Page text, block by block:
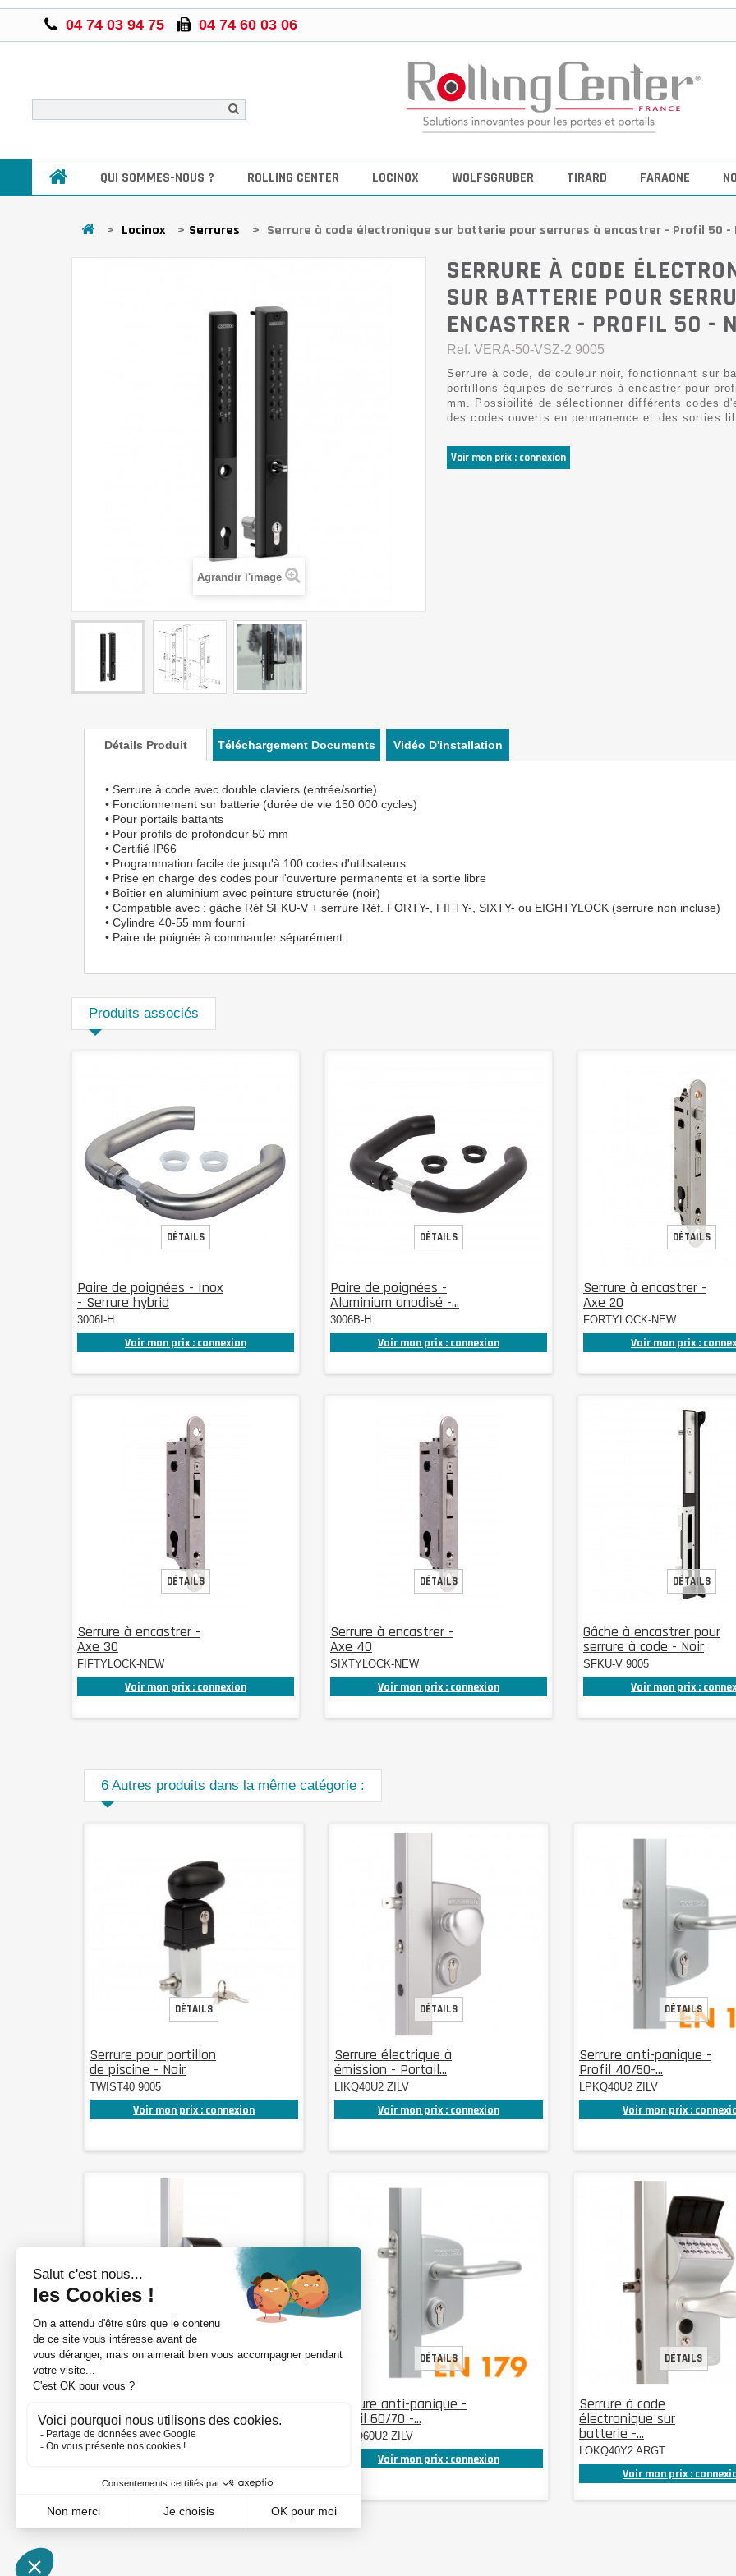
04 74 03 94 75 04 74 60 03 06
QUI SOMMES-NOUS ? ROLLING CENTER LOCINOX WOLFSGRUBER TIRARD FARAONE
> Locinox > Serrures > Serrure à code électronique sur batterie pour serrures à encastrer - Profil 50 -
Agrandir l'image
SERRURE À CODE
SUR BATTERIE POUR
ENCASTRER - PROFIL 50 -
Ref. VERA-50-VSZ-2 9005
Serrure à code, de couleur noir, fonctionnant sur
portillons équipés de serrures à encastrer pour
mm. Possibilité de sélectionner différents codes
des codes ouverts en permanence et des sorties
Voir mon prix : connexion
Détails Produit Téléchargement Documents Vidéo D'installation
• Serrure à code avec double claviers (entrée/sortie)
• Fonctionnement sur batterie (durée de vie 150 000 cycles)
• Pour portails battants
• Pour profils de profondeur 50 mm
• Certifié IP66
• Programmation facile de jusqu'à 100 codes d'utilisateurs
• Prise en charge des codes pour l'ouverture permanente et la sortie libre
• Boîtier en aluminium avec peinture structurée (noir)
• Compatible avec : gâche Réf SFKU-V + serrure Réf. FORTY-, FIFTY-, SIXTY- ou EIGHTYLOCK (serrure non incluse)
• Cylindre 40-55 mm fourni
• Paire de poignée à commander séparément
Produits associés
Paire de poignées - Inox
- Serrure hybrid
3006I-H
Voir mon prix : connexion
DÉTAILS
Paire de poignées -
Aluminium anodisé -...
3006B-H
Voir mon prix : connexion
DÉTAILS
Serrure à encastrer -
Axe 20
FORTYLOCK-NEW
Voir mon prix :
DÉTAILS
Serrure à encastrer -
Axe 30
FIFTYLOCK-NEW
Voir mon prix : connexion
DÉTAILS
Serrure à encastrer -
Axe 40
SIXTYLOCK-NEW
Voir mon prix : connexion
DÉTAILS
Gâche à encastrer pour
serrure à code - Noir
SFKU-V 9005
Voir mon prix :
DÉTAILS
6 Autres produits dans la même catégorie :
Serrure pour portillon
de piscine - Noir
TWIST40 9005
Voir mon prix : connexion
DÉTAILS
Serrure électrique à
émission - Portail...
LIKQ40U2 ZILV
Voir mon prix : connexion
DÉTAILS
Serrure anti-panique -
Profil 40/50-...
LPKQ40U2 ZILV
Voir mon prix :
DÉTAILS
mécanique - Contrôle
d'accès...
LFKQ40X1 ZILV
DÉTAILS
Serrure anti-panique -
Profil 60/70 -...
LPKQ60U2 ZILV
Voir mon prix : connexion
DÉTAILS
Serrure à code
électronique sur
batterie -...
LOKQ40Y2 ARGT
Voir mon prix :
DÉTAILS